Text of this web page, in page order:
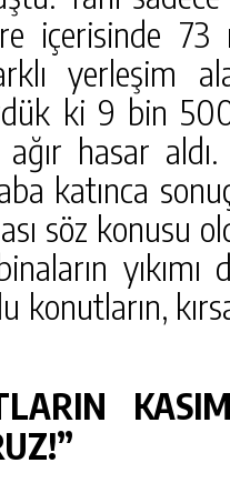
içerisinde 73
yerleşim
ki 9 bin
hasar
katınca
söz konusu
konutların,